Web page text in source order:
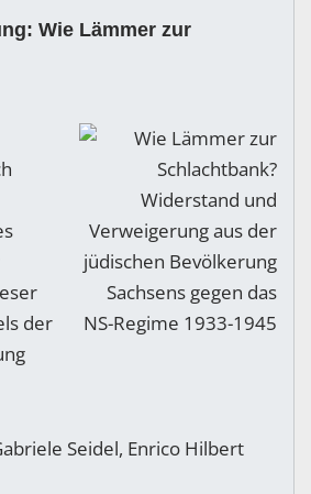
Wie Lämmer zur
der
Seidel, Enrico Hilbert